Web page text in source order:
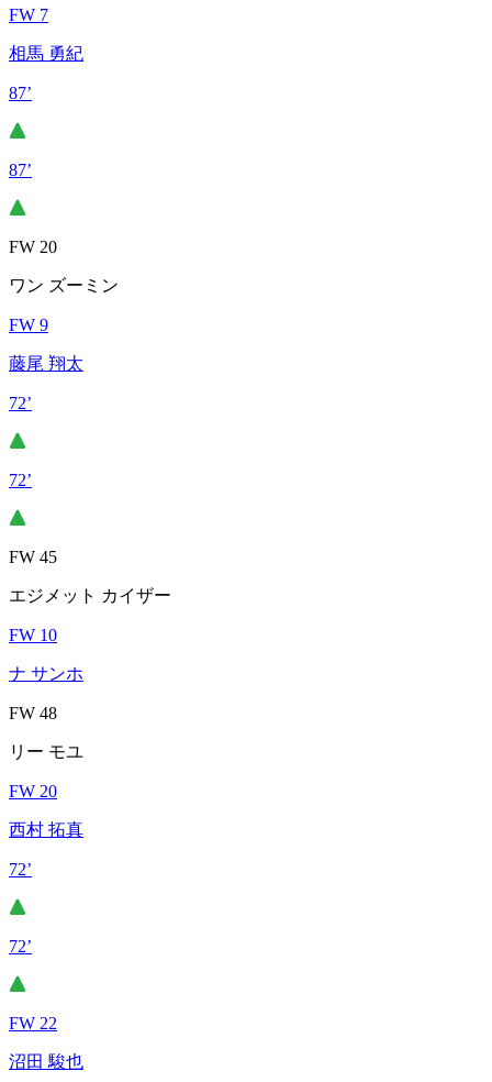
FW 7
相馬 勇紀
87’
87’
FW 20
ワン ズーミン
FW 9
藤尾 翔太
72’
72’
FW 45
エジメット カイザー
FW 10
ナ サンホ
FW 48
リー モユ
FW 20
西村 拓真
72’
72’
FW 22
沼田 駿也